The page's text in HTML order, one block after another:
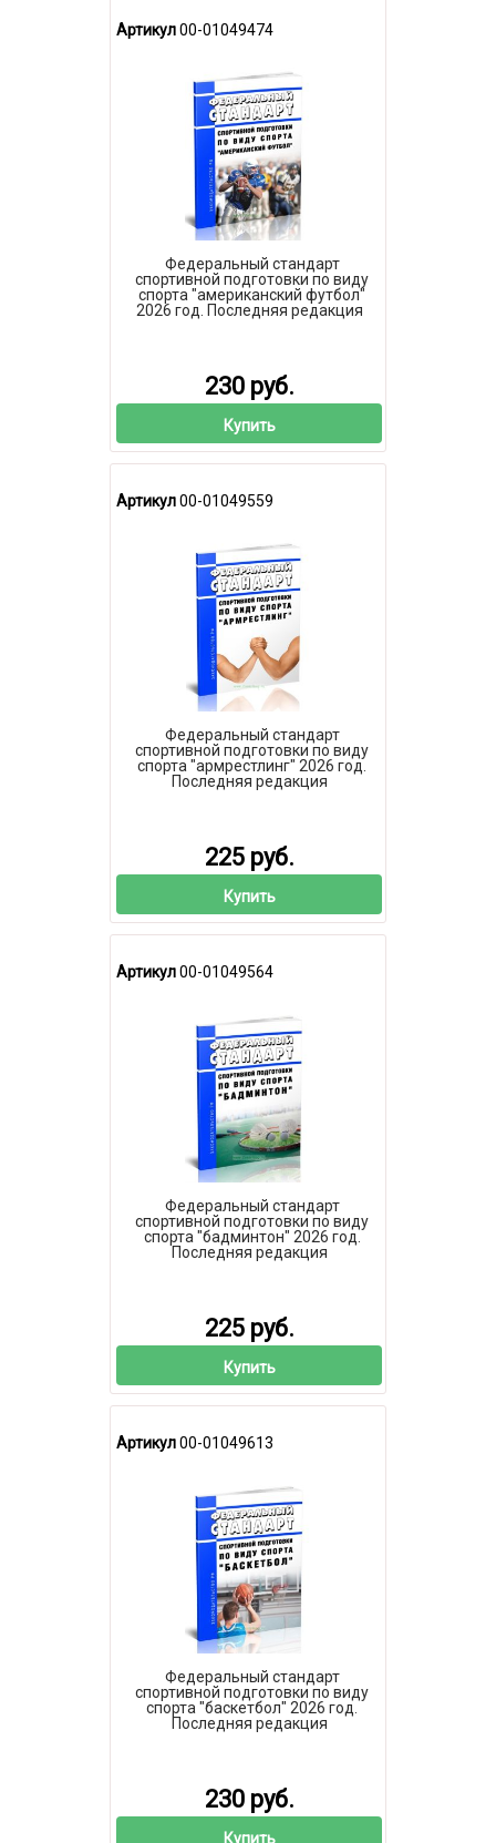
Артикул00-01049474
Федеральный стандарт
спортивной подготовки по виду
спорта "американский футбол"
2026 год. Последняя редакция
230 руб.
Купить
Артикул00-01049559
Федеральный стандарт
спортивной подготовки по виду
спорта "армрестлинг" 2026 год.
Последняя редакция
225 руб.
Купить
Артикул00-01049564
Федеральный стандарт
спортивной подготовки по виду
спорта "бадминтон" 2026 год.
Последняя редакция
225 руб.
Купить
Артикул00-01049613
Федеральный стандарт
спортивной подготовки по виду
спорта "баскетбол" 2026 год.
Последняя редакция
230 руб.
Купить